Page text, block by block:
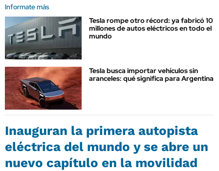
Informate más
Tesla rompe otro récord: ya fabricó 10
millones de autos eléctricos en todo el
mundo
Tesla busca importar vehículos sin
aranceles: qué significa para Argentina
Inauguran la primera autopista
eléctrica del mundo y se abre un
nuevo capítulo en la movilidad